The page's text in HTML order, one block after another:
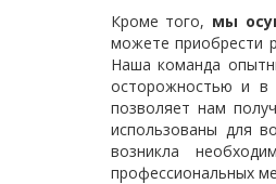
Кроме того, мы
можете приобрести
Наша команда
осторожностью и в
позволяет нам
использованы для
возникла
профессиональных